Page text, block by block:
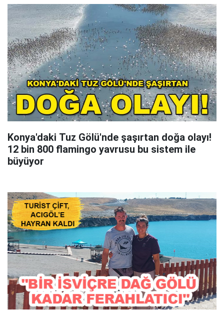
Konya'daki Tuz Gölü'nde şaşırtan doğa olayı!
12 bin 800 flamingo yavrusu bu sistem ile
büyüyor